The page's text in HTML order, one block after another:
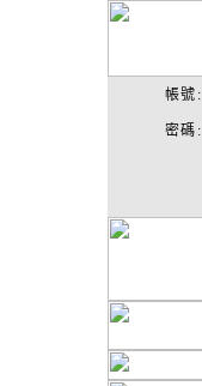
帳號:
密碼: